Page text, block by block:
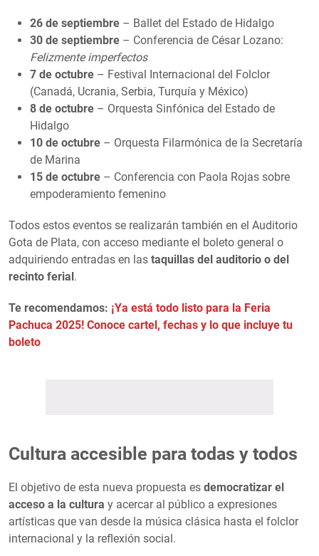
26 de septiembre – Ballet del Estado de Hidalgo
30 de septiembre – Conferencia de César Lozano:
Felizmente imperfectos
7 de octubre – Festival Internacional del Folclor
(Canadá, Ucrania, Serbia, Turquía y México)
8 de octubre – Orquesta Sinfónica del Estado de
Hidalgo
10 de octubre – Orquesta Filarmónica de la Secretaría
de Marina
15 de octubre – Conferencia con Paola Rojas sobre
empoderamiento femenino
Todos estos eventos se realizarán también en el Auditorio
Gota de Plata, con acceso mediante el boleto general o
adquiriendo entradas en las taquillas del auditorio o del
recinto ferial .
Te recomendamos: ¡Ya está todo listo para la Feria
Pachuca 2025! Conoce cartel, fechas y lo que incluye tu
boleto
Cultura accesible para todas y todos
El objetivo de esta nueva propuesta es democratizar el
acceso a la cultura y acercar al público a expresiones
artísticas que van desde la música clásica hasta el folclor
internacional y la reflexión social.